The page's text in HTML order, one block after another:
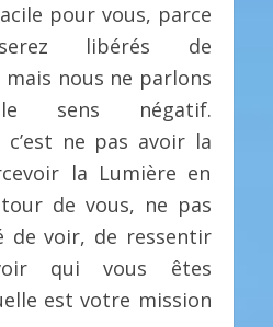
pour vous, parce
libérés de
mais nous ne parlons
sens négatif.
c’est ne pas avoir la
la Lumière en
de vous, ne pas
de voir, de ressentir
qui vous êtes
est votre mission